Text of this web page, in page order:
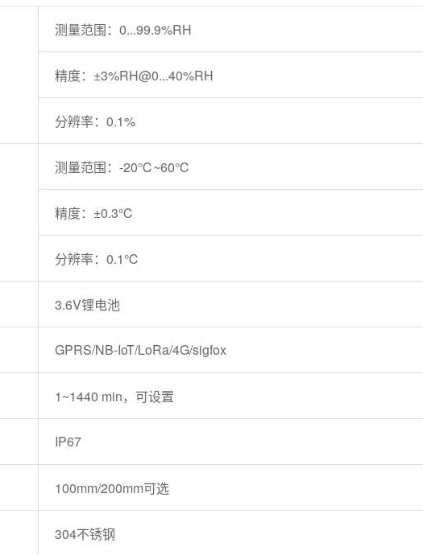
测量范围：0...99.9%RH
精度：±3%RH@0...40%RH
分辨率：0.1%
测量范围：-20℃~60℃
精度：±0.3℃
分辨率：0.1℃
3.6V锂电池
GPRS/NB-IoT/LoRa/4G/sigfox
1~1440 min，可设置
IP67
100mm/200mm可选
304不锈钢